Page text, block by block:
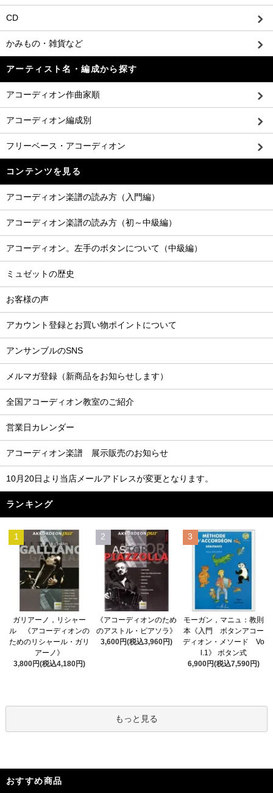
CD
かみもの・雑貨など
アーティスト名・編成から探す
アコーディオン作曲家順
アコーディオン編成別
フリーベース・アコーディオン
コンテンツを見る
アコーディオン楽譜の読み方（入門編）
アコーディオン楽譜の読み方（初～中級編）
アコーディオン。左手のボタンについて（中級編）
ミュゼットの歴史
お客様の声
アカウント登録とお買い物ポイントについて
アンサンブルのSNS
メルマガ登録（新商品をお知らせします）
全国アコーディオン教室のご紹介
営業日カレンダー
アコーディオン楽譜 展示販売のお知らせ
10月20日より当店メールアドレスが変更となります。
ランキング
1
ガリアーノ，リシャー
ル 《アコーディオンの
ためのリシャール・ガリ
アーノ》
3,800円(税込4,180円)
2
《アコーディオンのため
のアストル・ピアソラ》
3,600円(税込3,960円)
3
モーガン，マニュ：教則
本《入門 ボタンアコー
ディオン・メソード Vo
l.1》 ボタン式
6,900円(税込7,590円)
もっと見る
おすすめ商品